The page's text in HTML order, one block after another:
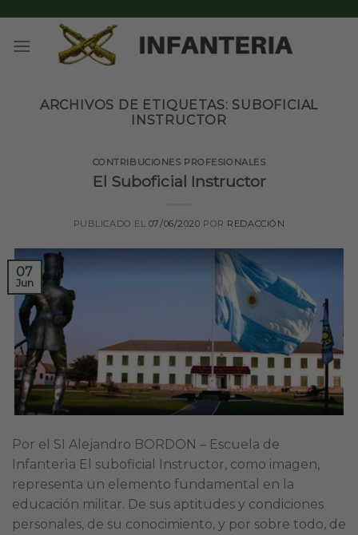
content
ARCHIVOS DE ETIQUETAS: SUBOFICIAL
INSTRUCTOR
CONTRIBUCIONES PROFESIONALES
El Suboficial Instructor
PUBLICADO EL 07/06/2020 POR REDACCIÓN
07
Jun
Por el SI Alejandro BORDON – Escuela de
Infanterìa El suboficial Instructor, como imagen,
representa un elemento fundamental en la
educación militar. De sus aptitudes y condiciones
personales, de su conocimiento, y por sobre todo, de